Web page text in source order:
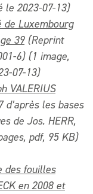
le 2023-07-13)
de Luxembourg
39(Reprint
6) (1 image,
07-13)
VALERIUS
les bases
de Jos. HERR,
pdf, 95 KB)
des fouilles
en 2008 et